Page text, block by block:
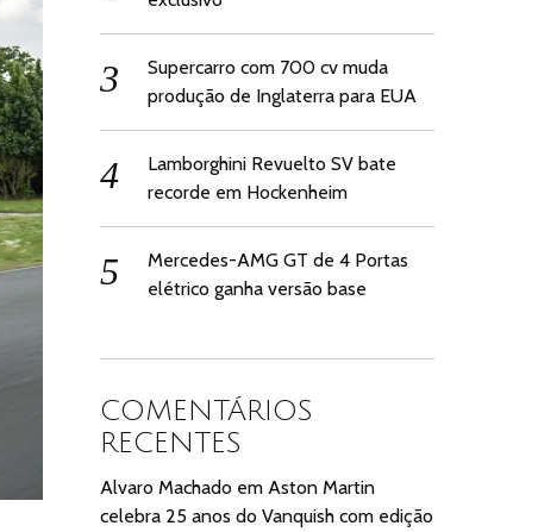
Supercarro com 700 cv muda
produção de Inglaterra para EUA
Lamborghini Revuelto SV bate
recorde em Hockenheim
Mercedes-AMG GT de 4 Portas
elétrico ganha versão base
COMENTÁRIOS
RECENTES
Alvaro Machado emAston Martin
celebra 25 anos do Vanquish com edição